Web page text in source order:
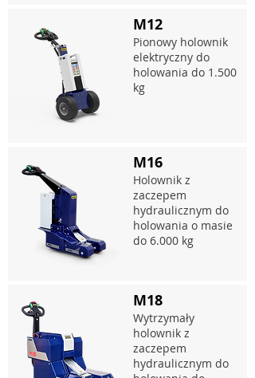
M12
Pionowy holownik
elektryczny do
holowania do 1.500
kg
M16
Holownik z
zaczepem
hydraulicznym do
holowania o masie
do 6.000 kg
M18
Wytrzymały
holownik z
zaczepem
hydraulicznym do